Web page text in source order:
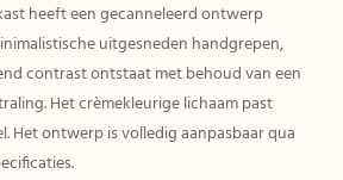
heeft een gecanneleerd ontwerp
uitgesneden handgrepen,
contrast ontstaat met behoud van een
Het crèmekleurige lichaam past
Het ontwerp is volledig aanpasbaar qua